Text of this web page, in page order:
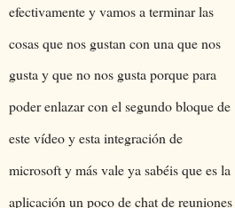
efectivamente y vamos a terminar las
cosas que nos gustan con una que nos
gusta y que no nos gusta porque para
poder enlazar con el segundo bloque de
este vídeo y esta integración de
microsoft y más vale ya sabéis que es la
aplicación un poco de chat de reuniones